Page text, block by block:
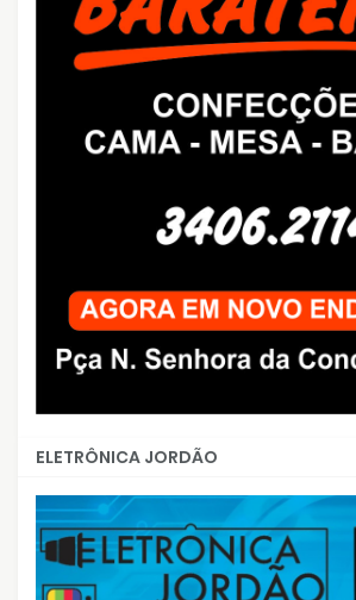
ELETRÔNICA JORDÃO